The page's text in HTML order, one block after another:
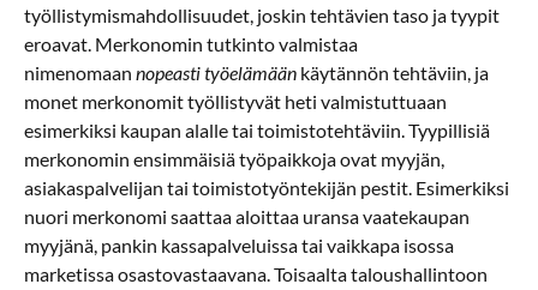
työllistymismahdollisuudet, joskin tehtävien taso ja tyypit
eroavat. Merkonomin tutkinto valmistaa
nimenomaan nopeasti työelämään käytännön tehtäviin, ja
monet merkonomit työllistyvät heti valmistuttuaan
esimerkiksi kaupan alalle tai toimistotehtäviin. Tyypillisiä
merkonomin ensimmäisiä työpaikkoja ovat myyjän,
asiakaspalvelijan tai toimistotyöntekijän pestit. Esimerkiksi
nuori merkonomi saattaa aloittaa uransa vaatekaupan
myyjänä, pankin kassapalveluissa tai vaikkapa isossa
marketissa osastovastaavana. Toisaalta taloushallintoon